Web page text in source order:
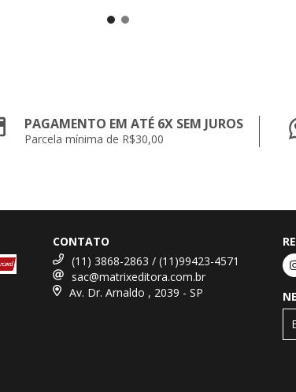
PAGAMENTO EM ATÉ 6X SEM JUROS
Parcela mínima de R$30,00
CONTATO
(11) 3868-2863 / (11)99423-4571
sac@matrixeditora.com.br
Av. Dr. Arnaldo , 2039 - SP